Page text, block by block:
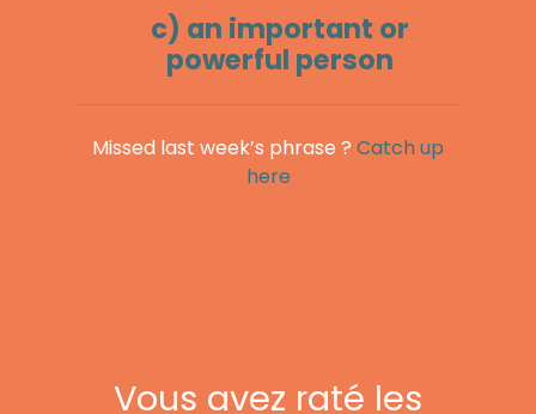
c) an important or
powerful person
Missed last week’s phrase ? Catch up
here
Vous avez raté les